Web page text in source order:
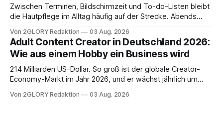
Zwischen Terminen, Bildschirmzeit und To-do-Listen bleibt
die Hautpflege im Alltag häufig auf der Strecke. Abends
Drogerie – mehr ist zeitlich oft nicht drin. Dabei reagiert die
Haut empfindlich auf Stress, Schlafmangel und
Umwelteinflüsse: Sie wirkt müde, spannt oder neigt zu
Unreinheiten. Professionelle
Von 2GLORY Redaktion 03 Aug. 2026
Adult Content Creator in Deutschland 2026:
Wie aus einem Hobby ein Business wird
214 Milliarden US-Dollar. So groß ist der globale Creator-
Economy-Markt im Jahr 2026, und er wächst jährlich um
ist längst ein ernstzunehmender Wirtschaftszweig. Weltweit
Von 2GLORY Redaktion 03 Aug. 2026